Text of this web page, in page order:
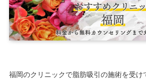
福岡のクリニックで脂肪吸引の施術を受け